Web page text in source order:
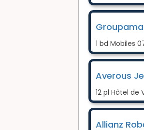
1 bd Mobiles
Averous
12 pl Hôtel de
Allianz